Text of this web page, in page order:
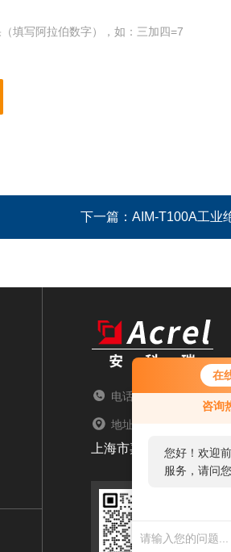
在
咨询
您好！欢迎
服务，请问
了需求产品
联系！
填写阿拉伯数字），如：三加四=7
下一篇： AIM-T100A工业
电话：TEL
地址：ADDRESS
上海市嘉定区育绿路
扫码添加微信